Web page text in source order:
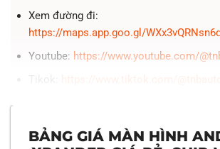
Xem đường đi:
https://maps.app.goo.gl/
Youtube: https://www.youtube.com/
BẢNG GIÁ MÀN HÌNH